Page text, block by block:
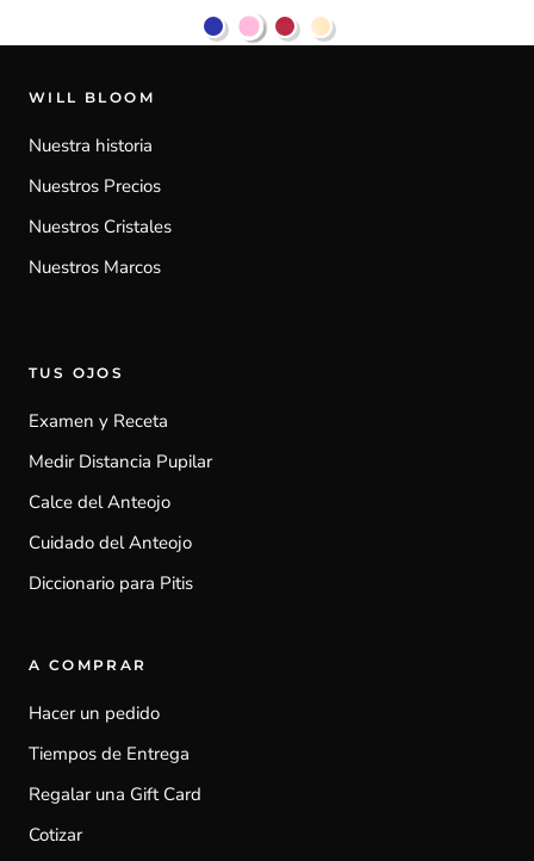
WILL BLOOM
Nuestra historia
Nuestros Precios
Nuestros Cristales
Nuestros Marcos
TUS OJOS
Examen y Receta
Medir Distancia Pupilar
Calce del Anteojo
Cuidado del Anteojo
Diccionario para Pitis
A COMPRAR
Hacer un pedido
Tiempos de Entrega
Regalar una Gift Card
Cotizar